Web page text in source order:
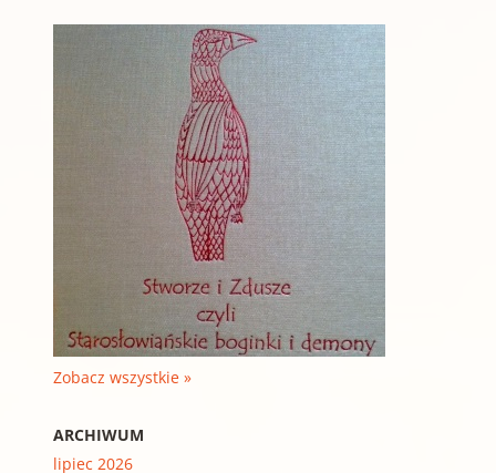
Zobacz wszystkie »
ARCHIWUM
lipiec 2026